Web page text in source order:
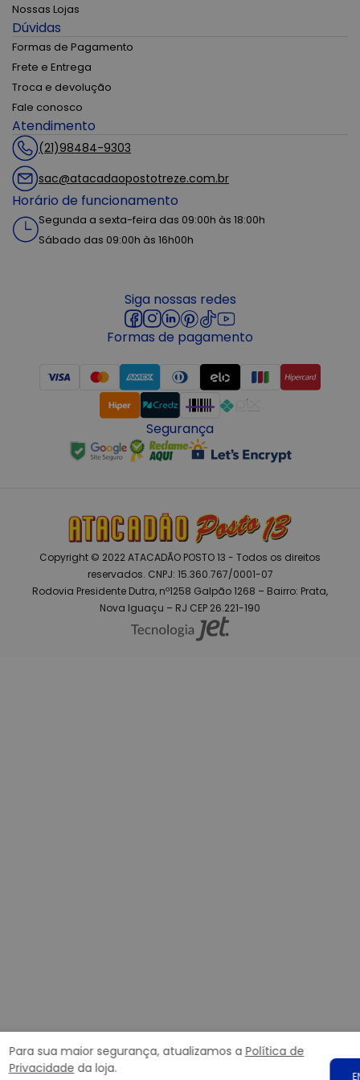
Para sua maior segurança, atualizamos a Política de
Privacidade da loja.
Nossas Lojas
Dúvidas
Formas de Pagamento
Frete e Entrega
Troca e devolução
Fale conosco
Atendimento
(21)98484-9303
sac@atacadaopostotreze.com.br
Horário de funcionamento
Segunda a sexta-feira das 09:00h às 18:00h
Sábado das 09:00h às 16h00h
Siga nossas redes
Formas de pagamento
Segurança
Copyright © 2022 ATACADÃO POSTO 13 - Todos os direitos
reservados. CNPJ: 15.360.767/0001-07
Rodovia Presidente Dutra, nº1258 Galpão 1268 – Bairro: Prata,
Nova Iguaçu – RJ CEP 26.221-190